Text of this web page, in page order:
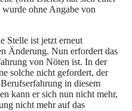
ohne Angabe von
Stelle ist jetzt erneut
Änderung. Nun erfordert das
von Nöten ist. In der
solche nicht gefordert, der
in diesem
kann er sich nun nicht mehr,
nicht mehr auf das